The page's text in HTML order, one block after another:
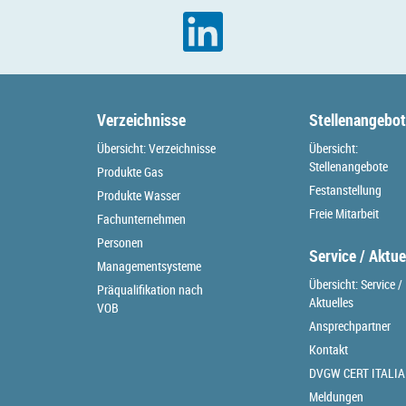
Verzeichnisse
Übersicht: Verzeichnisse
Produkte Gas
Produkte Wasser
Fachunternehmen
Personen
Managementsysteme
Präqualifikation nach
VOB
Übersicht:
Stellenangebote
Festanstellung
Freie Mitarbeit
Service /
Übersicht: Service /
Aktuelles
Ansprechpartner
Kontakt
DVGW CERT
Meldungen